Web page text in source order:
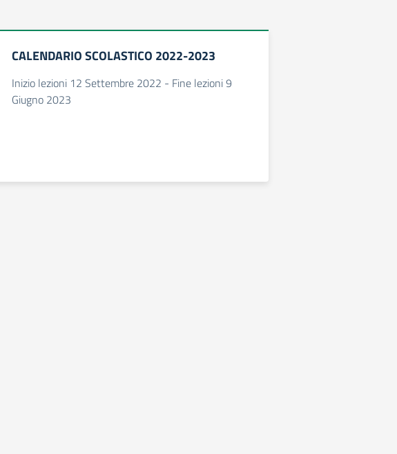
CALENDARIO SCOLASTICO 2022-2023
Inizio lezioni 12 Settembre 2022 - Fine lezioni 9
Giugno 2023